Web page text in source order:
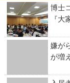
博士
『大
嫌が
が増